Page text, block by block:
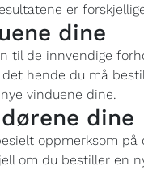
er
dine
til de innvendige
hende du må
vinduene dine.
dine
oppmerksom
om du bestiller en